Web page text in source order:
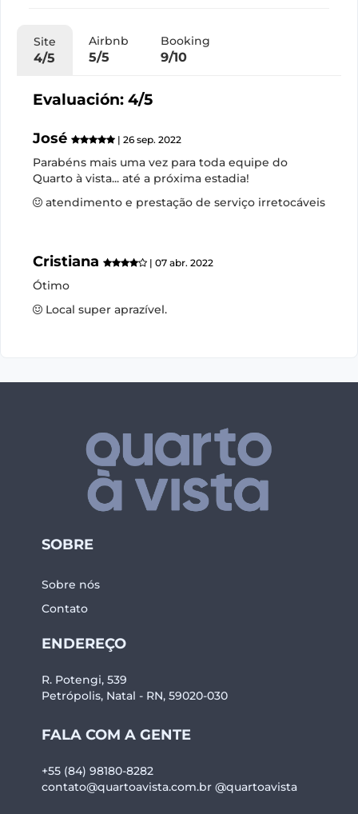
Site
4/5
Airbnb
5/5
Booking
9/10
Evaluación: 4/5
José | 26 sep. 2022
Parabéns mais uma vez para toda equipe do
Quarto à vista... até a próxima estadia!
atendimento e prestação de serviço irretocáveis
Cristiana | 07 abr. 2022
Ótimo
Local super aprazível.
SOBRE
Sobre nós
Contato
ENDEREÇO
R. Potengi, 539
Petrópolis, Natal - RN, 59020-030
FALA COM A GENTE
+55 (84) 98180-8282
contato@quartoavista.com.br @quartoavista